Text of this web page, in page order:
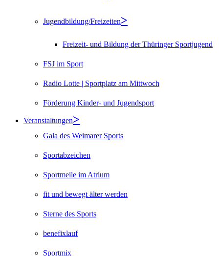
Jugendbildung/Freizeiten
Freizeit- und Bildung der Thüringer Sportjugend
FSJ im Sport
Radio Lotte | Sportplatz am Mittwoch
Förderung Kinder- und Jugendsport
Veranstaltungen
Gala des Weimarer Sports
Sportabzeichen
Sportmeile im Atrium
fit und bewegt älter werden
Sterne des Sports
benefixlauf
Sportmix